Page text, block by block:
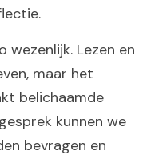
wezenlijk. Lezen en
maar het
belichaamde
kunnen we
bevragen en